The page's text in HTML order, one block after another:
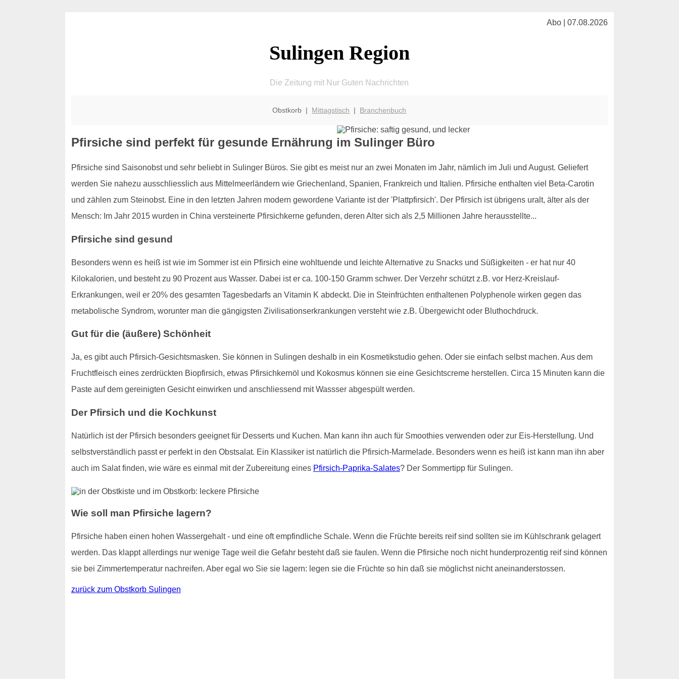
Abo | 07.08.2026
Sulingen Region
Die Zeitung mit Nur Guten Nachrichten
Obstkorb | Mittagstisch | Branchenbuch
Pfirsiche sind perfekt für gesunde Ernährung im Sulinger Büro
Pfirsiche sind Saisonobst und sehr beliebt in Sulinger Büros. Sie gibt es meist nur an zwei Monaten im Jahr, nämlich im Juli und August. Geliefert
werden Sie nahezu ausschliesslich aus Mittelmeerländern wie Griechenland, Spanien, Frankreich und Italien. Pfirsiche enthalten viel Beta-Carotin
und zählen zum Steinobst. Eine in den letzten Jahren modern gewordene Variante ist der 'Plattpfirsich'. Der Pfirsich ist übrigens uralt, älter als der
Mensch: Im Jahr 2015 wurden in China versteinerte Pfirsichkerne gefunden, deren Alter sich als 2,5 Millionen Jahre herausstellte...
Pfirsiche sind gesund
Besonders wenn es heiß ist wie im Sommer ist ein Pfirsich eine wohltuende und leichte Alternative zu Snacks und Süßigkeiten - er hat nur 40
Kilokalorien, und besteht zu 90 Prozent aus Wasser. Dabei ist er ca. 100-150 Gramm schwer. Der Verzehr schützt z.B. vor Herz-Kreislauf-
Erkrankungen, weil er 20% des gesamten Tagesbedarfs an Vitamin K abdeckt. Die in Steinfrüchten enthaltenen Polyphenole wirken gegen das
metabolische Syndrom, worunter man die gängigsten Zivilisationserkrankungen versteht wie z.B. Übergewicht oder Bluthochdruck.
Gut für die (äußere) Schönheit
Ja, es gibt auch Pfirsich-Gesichtsmasken. Sie können in Sulingen deshalb in ein Kosmetikstudio gehen. Oder sie einfach selbst machen. Aus dem
Fruchtfleisch eines zerdrückten Biopfirsich, etwas Pfirsichkernöl und Kokosmus können sie eine Gesichtscreme herstellen. Circa 15 Minuten kann die
Paste auf dem gereinigten Gesicht einwirken und anschliessend mit Wassser abgespült werden.
Der Pfirsich und die Kochkunst
Natürlich ist der Pfirsich besonders geeignet für Desserts und Kuchen. Man kann ihn auch für Smoothies verwenden oder zur Eis-Herstellung. Und
selbstverständlich passt er perfekt in den Obstsalat. Ein Klassiker ist natürlich die Pfirsich-Marmelade. Besonders wenn es heiß ist kann man ihn aber
auch im Salat finden, wie wäre es einmal mit der Zubereitung eines Pfirsich-Paprika-Salates? Der Sommertipp für Sulingen.
Wie soll man Pfirsiche lagern?
Pfirsiche haben einen hohen Wassergehalt - und eine oft empfindliche Schale. Wenn die Früchte bereits reif sind sollten sie im Kühlschrank gelagert
werden. Das klappt allerdings nur wenige Tage weil die Gefahr besteht daß sie faulen. Wenn die Pfirsiche noch nicht hunderprozentig reif sind können
sie bei Zimmertemperatur nachreifen. Aber egal wo Sie sie lagern: legen sie die Früchte so hin daß sie möglichst nicht aneinanderstossen.
zurück zum Obstkorb Sulingen